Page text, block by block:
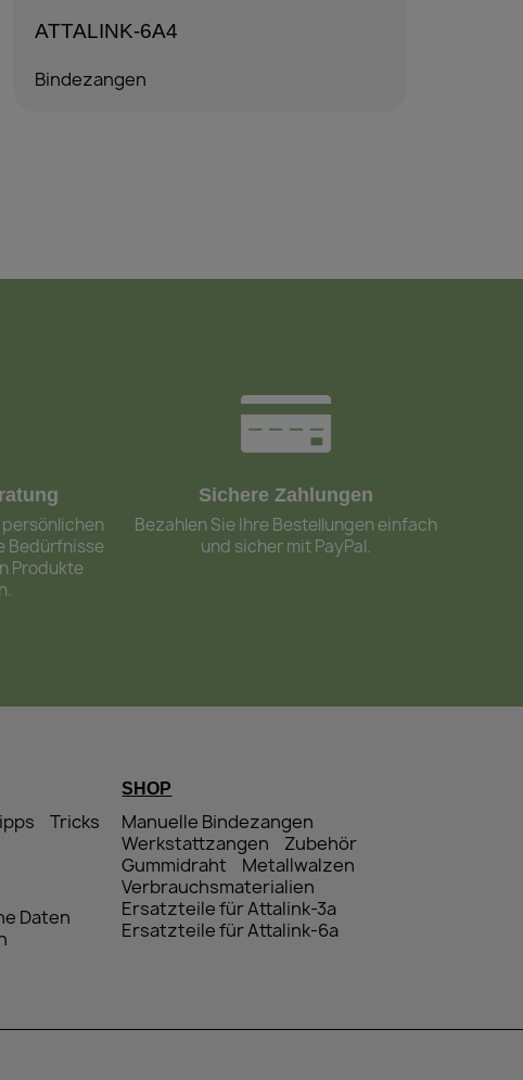
ATTALINK-6A4
Bindezangen
Bedürfnisse
Produkte
Sichere Zahlungen
Bezahlen Sie Ihre Bestellungen einfach
und sicher mit PayPal.
Tricks
Daten
SHOP
Manuelle Bindezangen
Werkstattzangen
Zubehör
Gummidraht
Metallwalzen
Verbrauchsmaterialien
Ersatzteile für Attalink-3a
Ersatzteile für Attalink-6a